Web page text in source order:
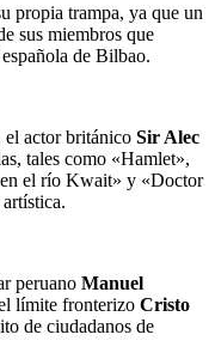
propia trampa, ya que un
sus miembros que
de Bilbao.
el actor británico Sir Alec
tales como «Hamlet»,
el río Kwait» y «Doctor
peruano Manuel
límite fronterizo Cristo
de ciudadanos de